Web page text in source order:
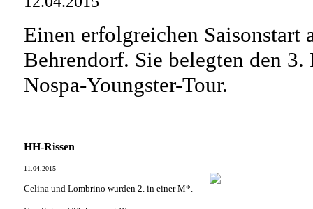
Einen erfolgreichen
Behrendorf. Sie belegten den
Nospa-Youngster-Tour.
HH-Rissen
11.04.2015
Celina und Lombrino wurden 2. in einer M*.